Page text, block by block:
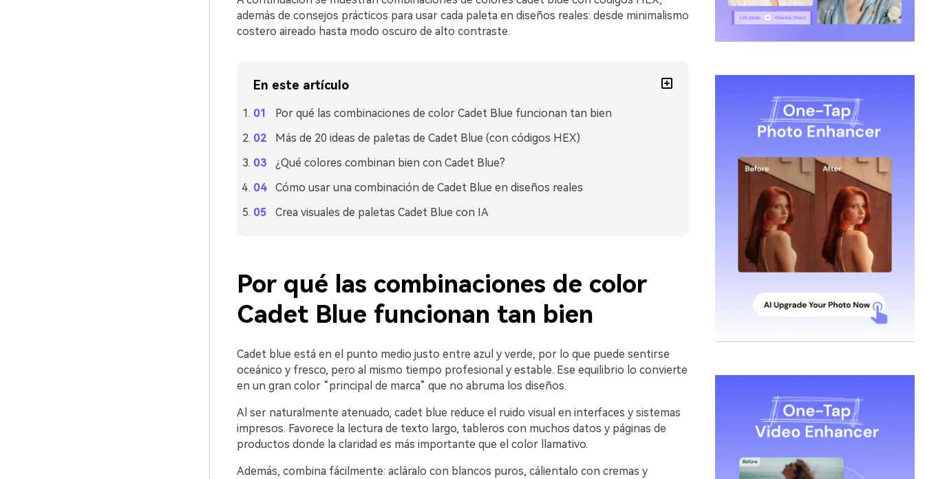
además de consejos prácticos para usar cada paleta en diseños reales: desde minimalismo
costero aireado hasta modo oscuro de alto contraste.
En este artículo
Por qué las combinaciones de color Cadet Blue funcionan tan bien
Más de 20 ideas de paletas de Cadet Blue (con códigos HEX)
¿Qué colores combinan bien con Cadet Blue?
Cómo usar una combinación de Cadet Blue en diseños reales
Crea visuales de paletas Cadet Blue con IA
Por qué las combinaciones de color
Cadet Blue funcionan tan bien
Cadet blue está en el punto medio justo entre azul y verde, por lo que puede sentirse
oceánico y fresco, pero al mismo tiempo profesional y estable. Ese equilibrio lo convierte
en un gran color “principal de marca” que no abruma los diseños.
Al ser naturalmente atenuado, cadet blue reduce el ruido visual en interfaces y sistemas
impresos. Favorece la lectura de texto largo, tableros con muchos datos y páginas de
productos donde la claridad es más importante que el color llamativo.
Además, combina fácilmente: acláralo con blancos puros, cálientalo con cremas y